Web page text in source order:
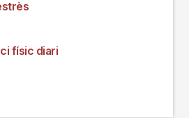
físic diari